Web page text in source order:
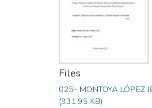
Files
025- MONTOYA LÓPEZ
(931.95 KB)